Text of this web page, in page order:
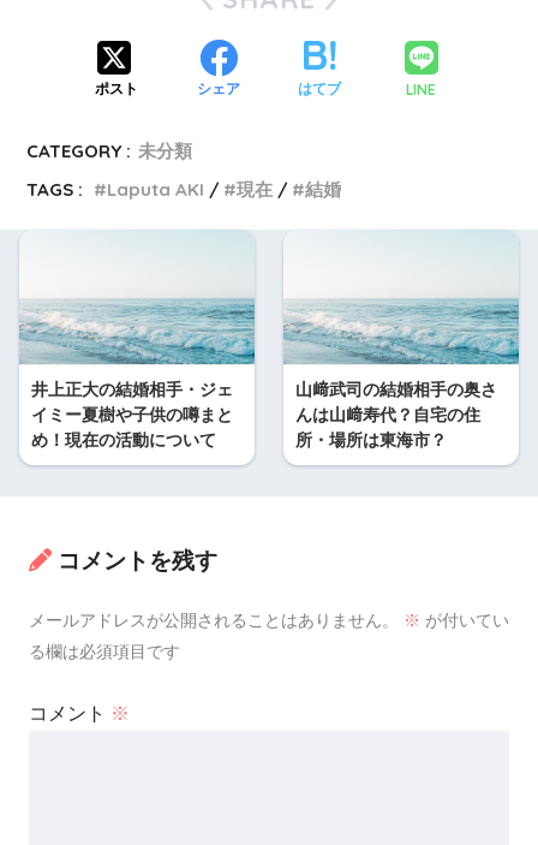
ポスト シェア はてブ LINE
CATEGORY : 未分類
TAGS :
Laputa AKI 現在 結婚
井上正大の結婚相手・ジェ
イミー夏樹や子供の噂まと
め！現在の活動について
山﨑武司の結婚相手の奥さ
んは山﨑寿代？自宅の住
所・場所は東海市？
コメントを残す
メールアドレスが公開されることはありません。 ※ が付いてい
る欄は必須項目です
コメント ※